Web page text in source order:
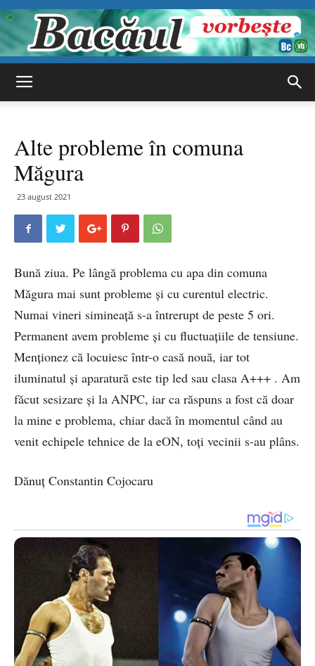
vorbește
Alte probleme în comuna
Măgura
23 august 2021
Bună ziua. Pe lângă problema cu apa din comuna
Măgura mai sunt probleme și cu curentul electric.
Numai vineri simineață s-a întrerupt de peste 5 ori.
Permanent avem probleme și cu fluctuațiile de tensiune.
Menționez că locuiesc într-o casă nouă, iar tot
iluminatul și aparatură este tip led sau clasa A+++ . Am
făcut sesizare și la ANPC, iar ca răspuns a fost că doar
la mine e problema, chiar dacă în momentul când au
venit echipele tehnice de la eON, toți vecinii s-au plâns.
Dănuț Constantin Cojocaru